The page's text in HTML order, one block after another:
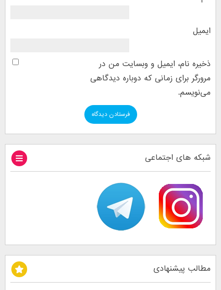
ایمیل
ذخیره نام، ایمیل و وبسایت من در
مرورگر برای زمانی که دوباره دیدگاهی
می‌نویسم.
شبکه های اجتماعی
مطالب پیشنهادی